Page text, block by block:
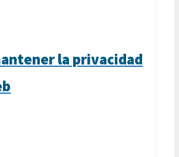
la privacidad